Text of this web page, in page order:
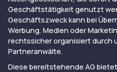
Geschäftstätigkeit genutzt
Geschäftszweck kann bei
Werbung, Medien oder
rechtssicher organisiert durch
Partneranwälte.
Diese bereitstehende AG